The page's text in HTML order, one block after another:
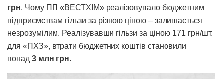
грн. Чому ПП «ВЕСТХІМ» реалізовувало бюджетним
підприємствам гільзи за різною ціною – залишається
незрозумілим. Реалізувавши гільзи за ціною 171 грн/шт.
для «ПХЗ», втрати бюджетних коштів становили
понад 3 млн грн.